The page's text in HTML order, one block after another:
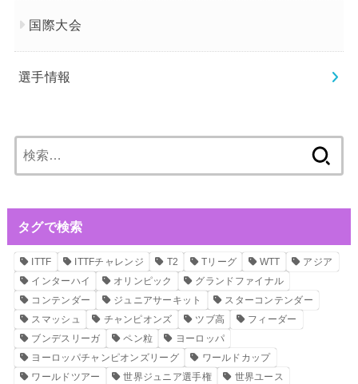
国際大会
選手情報
索:
タグで検索
ITTF ITTFチャレンジ T2 Tリーグ WTT
アジア
インターハイ
オリンピック
グランドファイナル
コンテンダー
ジュニアサーキット
スターコンテンダー
スマッシュ
チャンピオンズ ツブ高
フィーダー
ブンデスリーガ
ペン粒
ヨーロッパ
ヨーロッパチャンピオンズリーグ
ワールドカップ
ワールドツアー
世界ジュニア選手権
世界ユース